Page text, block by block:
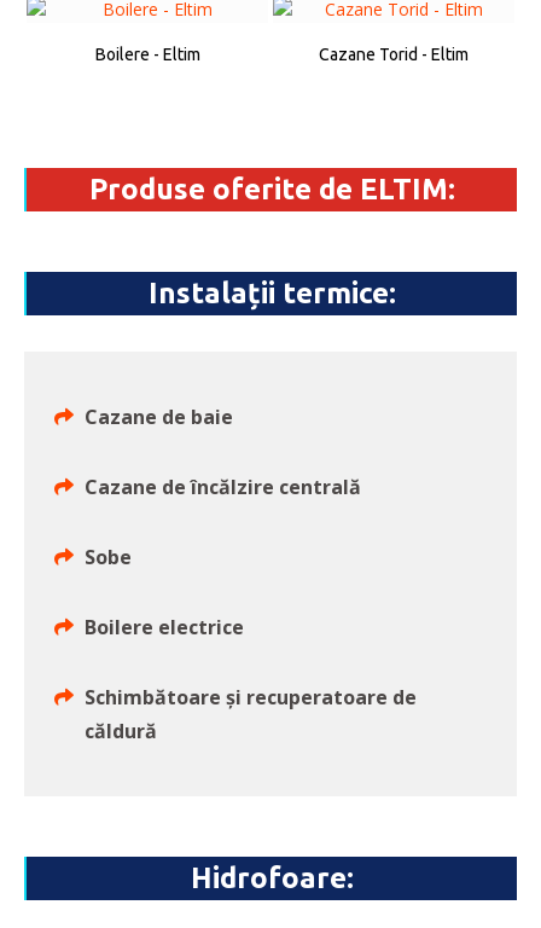
Boilere - Eltim Cazane Torid - Eltim
Produse oferite de ELTIM:
Instalații termice:
Cazane de baie
Cazane de încălzire centrală
Sobe
Boilere electrice
Schimbătoare și recuperatoare de
căldură
Hidrofoare: